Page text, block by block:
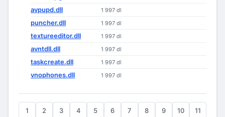
avpupd.dll 1 997 dl
puncher.dll 1 997 dl
textureeditor.dll 1 997 dl
avntdll.dll 1 997 dl
taskcreate.dll 1 997 dl
vnophones.dll 1 997 dl
1 2 3 4 5 6 7 8 9 10 11